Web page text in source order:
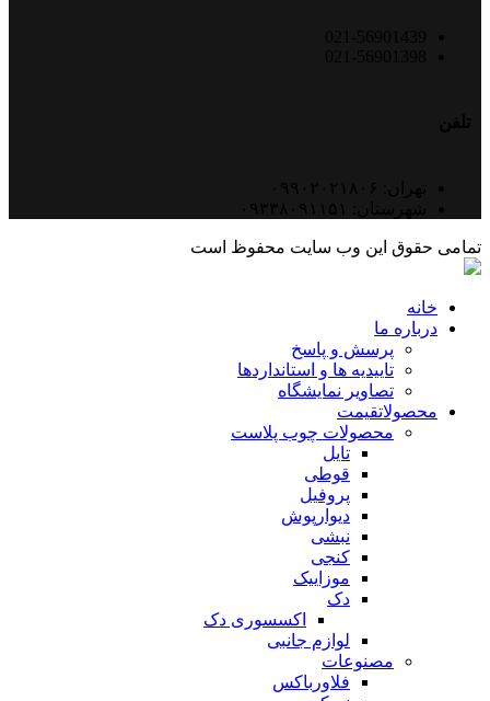
تمامی حقوق این وب سایت محفوظ است
خانه
درباره ما
پرسش و پاسخ
تاییدیه ها و استانداردها
تصاویر نمایشگاه
محصولاتقیمت
محصولات چوب پلاست
تایل
قوطی
پروفیل
دیوارپوش
نبشی
کنجی
موزاییک
دک
اکسسوری دک
لوازم جانبی
مصنوعات
فلاورباکس